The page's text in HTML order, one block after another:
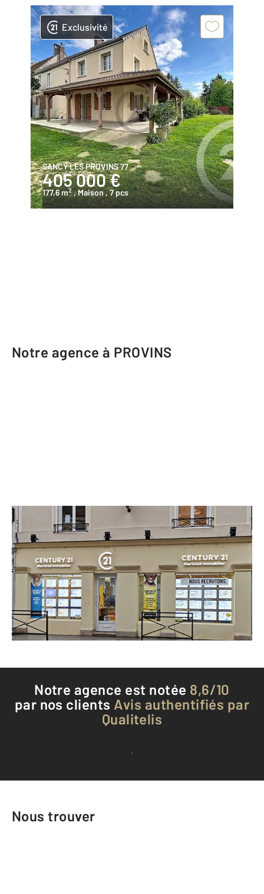
Exclusivité
SANCY LES PROVINS 77
405 000 €
177,6 m2 , Maison, 7 pcs
Notre agence à PROVINS
CENTURY 21 Martinot Immobilier
1 rue de la Cordonnerie
PROVINS - 77160
Envoyer un message
Téléphoner à l'agence
Notre agence est notée 8,6/10
par nos clients Avis authentifiés par
Qualitelis
Voir tous les avis clients
Nous trouver